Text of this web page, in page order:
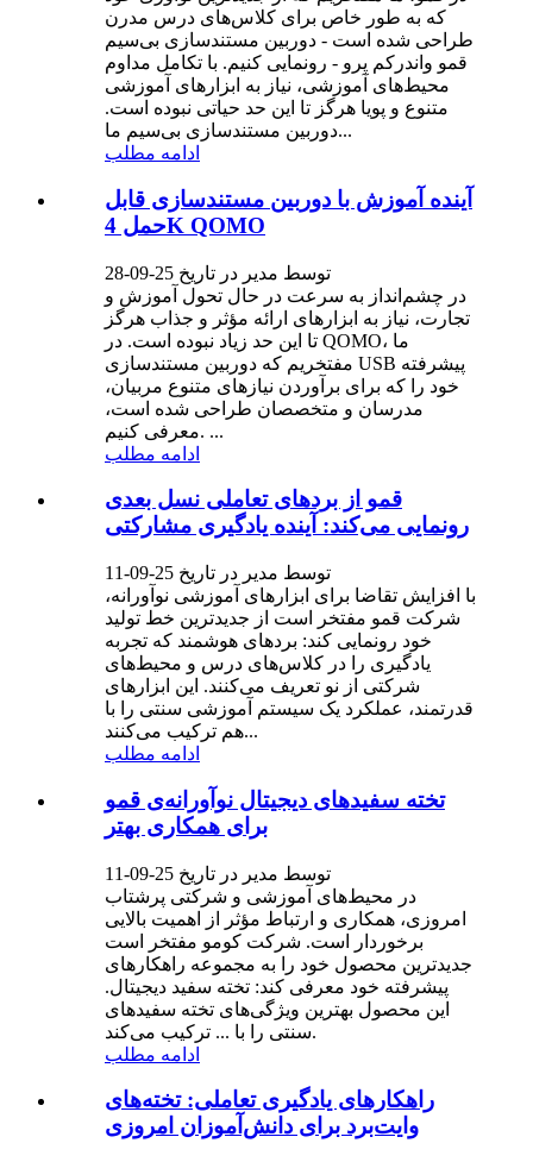
که به طور خاص برای کلاس‌های درس مدرن
طراحی شده است - دوربین مستندسازی بی‌سیم
قمو واندرکم پرو - رونمایی کنیم. با تکامل مداوم
محیط‌های آموزشی، نیاز به ابزارهای آموزشی
متنوع و پویا هرگز تا این حد حیاتی نبوده است.
دوربین مستندسازی بی‌سیم ما...
ادامه مطلب
آینده آموزش با دوربین مستندسازی قابل
حمل 4K QOMO
توسط مدیر در تاریخ 25-09-28
در چشم‌انداز به سرعت در حال تحول آموزش و
تجارت، نیاز به ابزارهای ارائه مؤثر و جذاب هرگز
تا این حد زیاد نبوده است. در QOMO، ما
مفتخریم که دوربین مستندسازی USB پیشرفته
خود را که برای برآوردن نیازهای متنوع مربیان،
مدرسان و متخصصان طراحی شده است،
معرفی کنیم. ...
ادامه مطلب
قمو از بردهای تعاملی نسل بعدی
رونمایی می‌کند: آینده یادگیری مشارکتی
توسط مدیر در تاریخ 25-09-11
با افزایش تقاضا برای ابزارهای آموزشی نوآورانه،
شرکت قمو مفتخر است از جدیدترین خط تولید
خود رونمایی کند: بردهای هوشمند که تجربه
یادگیری را در کلاس‌های درس و محیط‌های
شرکتی از نو تعریف می‌کنند. این ابزارهای
قدرتمند، عملکرد یک سیستم آموزشی سنتی را با
هم ترکیب می‌کنند...
ادامه مطلب
تخته سفیدهای دیجیتال نوآورانه‌ی قمو
برای همکاری بهتر
توسط مدیر در تاریخ 25-09-11
در محیط‌های آموزشی و شرکتی پرشتاب
امروزی، همکاری و ارتباط مؤثر از اهمیت بالایی
برخوردار است. شرکت کومو مفتخر است
جدیدترین محصول خود را به مجموعه راهکارهای
پیشرفته خود معرفی کند: تخته سفید دیجیتال.
این محصول بهترین ویژگی‌های تخته سفیدهای
سنتی را با ... ترکیب می‌کند.
ادامه مطلب
راهکارهای یادگیری تعاملی: تخته‌های
وایت‌برد برای دانش‌آموزان امروزی